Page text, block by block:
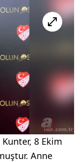
8 Ekim
Anne